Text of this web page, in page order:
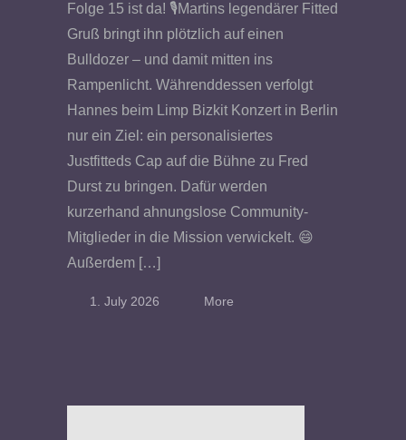
Folge 15 ist da! 🎙️Martins legendärer Fitted
Gruß bringt ihn plötzlich auf einen
Bulldozer – und damit mitten ins
Rampenlicht. Währenddessen verfolgt
Hannes beim Limp Bizkit Konzert in Berlin
nur ein Ziel: ein personalisiertes
Justfitteds Cap auf die Bühne zu Fred
Durst zu bringen. Dafür werden
kurzerhand ahnungslose Community-
Mitglieder in die Mission verwickelt. 😄
Außerdem […]
1. July 2026 More